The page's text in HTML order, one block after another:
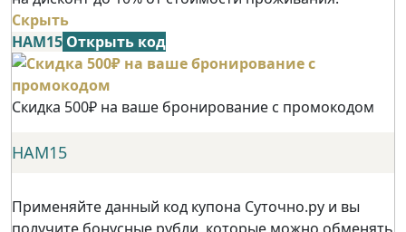
Скрыть
НАМ15 Открыть код
Скидка 500₽ на ваше бронирование с промокодом
НАМ15
Применяйте данный код купона Суточно.ру и вы